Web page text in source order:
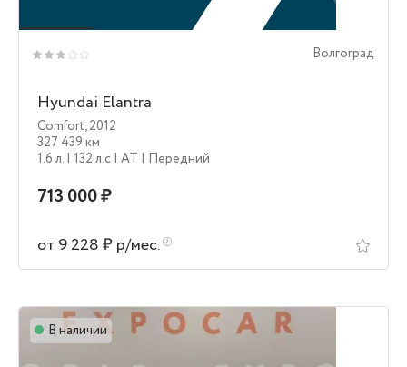
Волгоград
Hyundai Elantra
Comfort,2012
327 439 км
1.6 л. | 132 л.c | AT | Передний
713 000 ₽
от 9 228 ₽ р/мес.
В наличии